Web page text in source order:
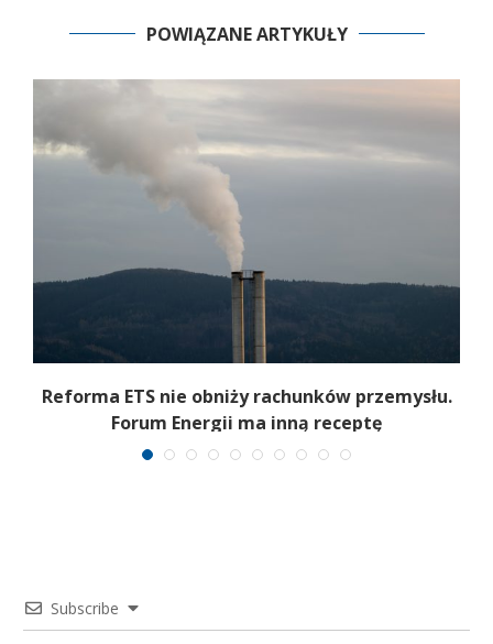
POWIĄZANE ARTYKUŁY
Reforma ETS nie obniży rachunków przemysłu.
Forum Energii ma inną receptę
Subscribe